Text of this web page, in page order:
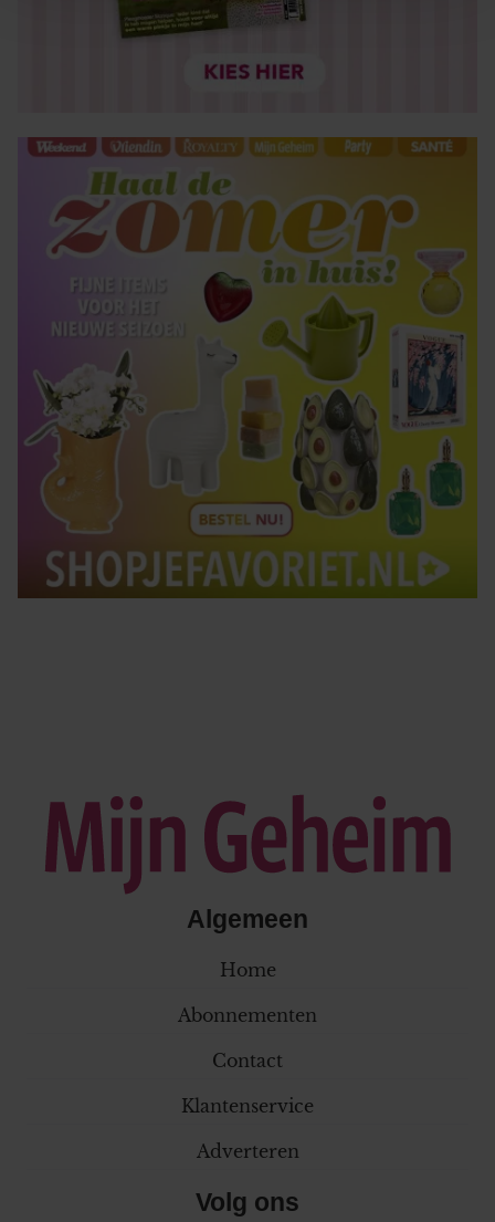
personaliseren, om functies voor social media te bieden
en om ons websiteverkeer te analyseren. Ook delen we
informatie over uw gebruik van onze site met onze
informatie die u aan ze heeft verstrekt of die ze hebben
verzameld op basis van uw gebruik van hun services. U
gaat akkoord met onze cookies als u onze website blijft
gebruiken.
Algemeen
Home
Abonnementen
Contact
Klantenservice
Adverteren
Volg ons